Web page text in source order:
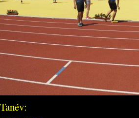
Tanév: